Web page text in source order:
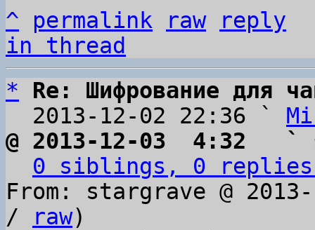
^
permalink raw
reply
in thread
*
Re: Шифрование для
  2013-12-02 22:36 `
@ 2013-12-03  4:32   `
0 siblings, 0 replies;
From: stargrave @
/
raw)